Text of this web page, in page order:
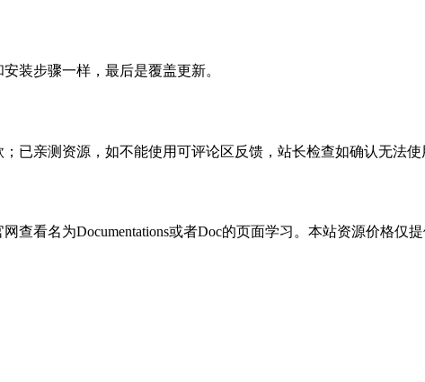
装步骤一样，最后是覆盖更新。
已亲测资源，如不能使用可评论区反馈，站长检查如确认无法使
看名为Documentations或者Doc的页面学习。本站资源价格仅